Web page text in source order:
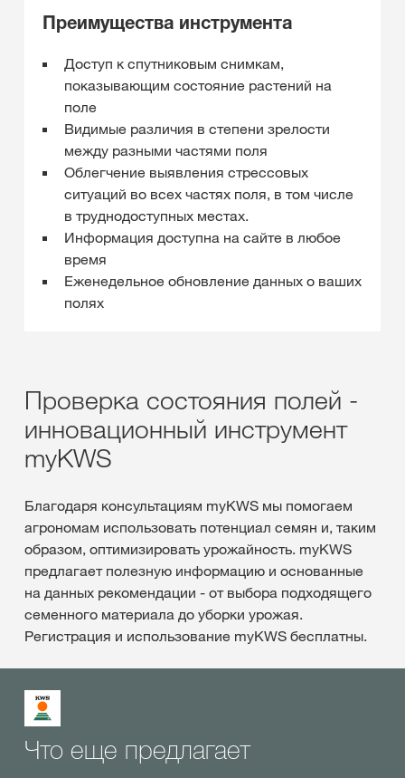
Преимущества инструмента
Доступ к спутниковым снимкам,
показывающим состояние растений на
поле
Видимые различия в степени зрелости
между разными частями поля
Облегчение выявления стрессовых
ситуаций во всех частях поля, в том числе
в труднодоступных местах.
Информация доступна на сайте в любое
время
Еженедельное обновление данных о ваших
полях
Проверка состояния полей -
инновационный инструмент
myKWS
Благодаря консультациям myKWS мы помогаем
агрономам использовать потенциал семян и, таким
образом, оптимизировать урожайность. myKWS
предлагает полезную информацию и основанные
на данных рекомендации - от выбора подходящего
семенного материала до уборки урожая.
Регистрация и использование myKWS бесплатны.
Что еще предлагает